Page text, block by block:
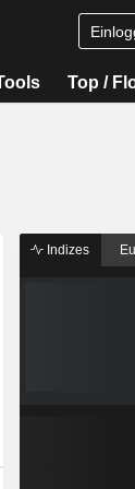
Top /
Indizes